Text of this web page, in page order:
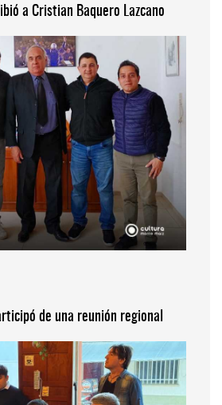
a Cristian Baquero Lazcano
de una reunión regional